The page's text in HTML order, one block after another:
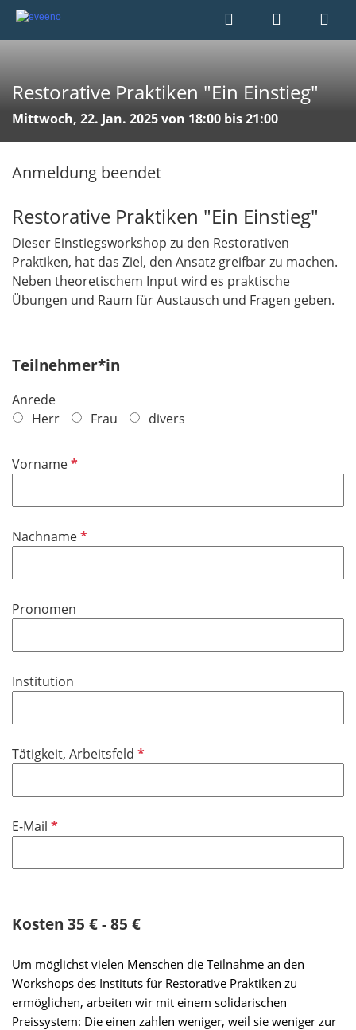
Restorative Praktiken "Ein Einstieg"
Mittwoch, 22. Jan. 2025 von 18:00 bis 21:00
Anmeldung beendet
Restorative Praktiken "Ein Einstieg"
Dieser Einstiegsworkshop zu den Restorativen
Praktiken, hat das Ziel, den Ansatz greifbar zu machen.
Neben theoretischem Input wird es praktische
Übungen und Raum für Austausch und Fragen geben.
Teilnehmer*in
Anrede
Herr
Frau divers
VornameP
c
t
e
d
NachnameP
t
e
d
Pronomen
Institution
Tätigkeit, Arbeitsfeld P
t
l
E-Mail P
h
f
e
l
d
Kosten 35 € - 85 €
Um möglichst vielen Menschen die Teilnahme an den
Workshops des Instituts für Restorative Praktiken zu
ermöglichen, arbeiten wir mit einem solidarischen
Preissystem: Die einen zahlen weniger, weil sie weniger zur